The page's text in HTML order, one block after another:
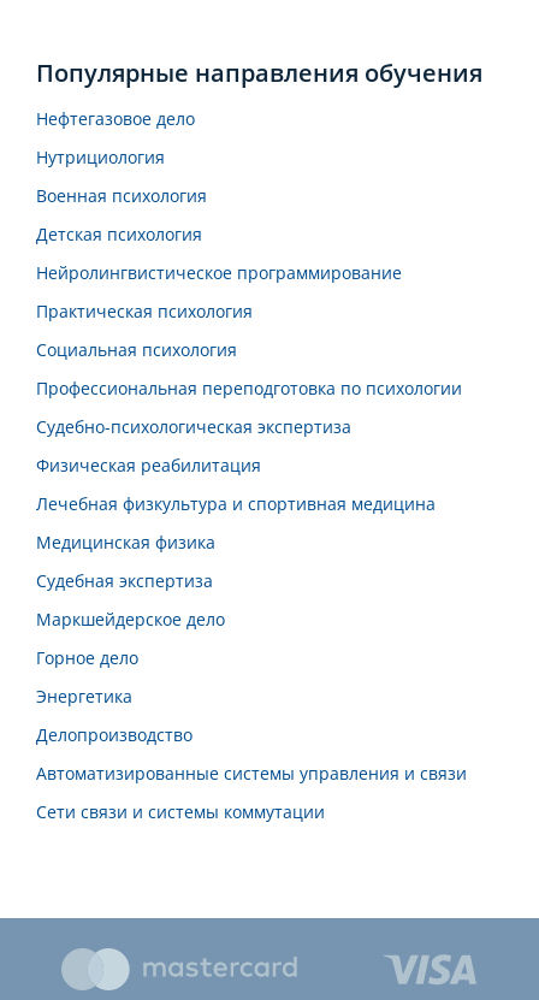
Популярные направления обучения
Нефтегазовое дело
Нутрициология
Военная психология
Детская психология
Нейролингвистическое программирование
Практическая психология
Социальная психология
Профессиональная переподготовка по психологии
Судебно-психологическая экспертиза
Физическая реабилитация
Лечебная физкультура и спортивная медицина
Медицинская физика
Судебная экспертиза
Маркшейдерское дело
Горное дело
Энергетика
Делопроизводство
Автоматизированные системы управления и связи
Сети связи и системы коммутации